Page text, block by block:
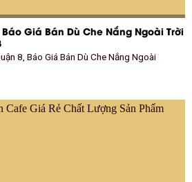
Giá Bán Dù Che Nắng Ngoài Trời
8, Báo Giá Bán Dù Che Nắng Ngoài